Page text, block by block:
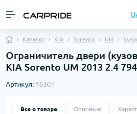
Каталог KIA Sorento UM
Ограничитель двери
KIA Sorento UM 2013 2.4
Артикул:46301
Все о товаре Описание